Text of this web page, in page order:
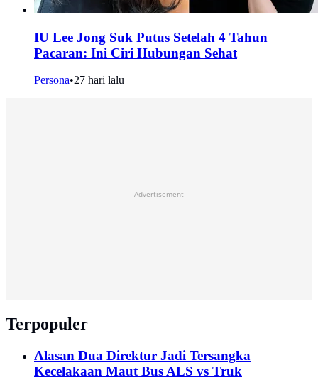
IU Lee Jong Suk Putus Setelah 4 Tahun
Pacaran: Ini Ciri Hubungan Sehat
Persona•27 hari lalu
Advertisement
Terpopuler
Alasan Dua Direktur Jadi Tersangka
Kecelakaan Maut Bus ALS vs Truk